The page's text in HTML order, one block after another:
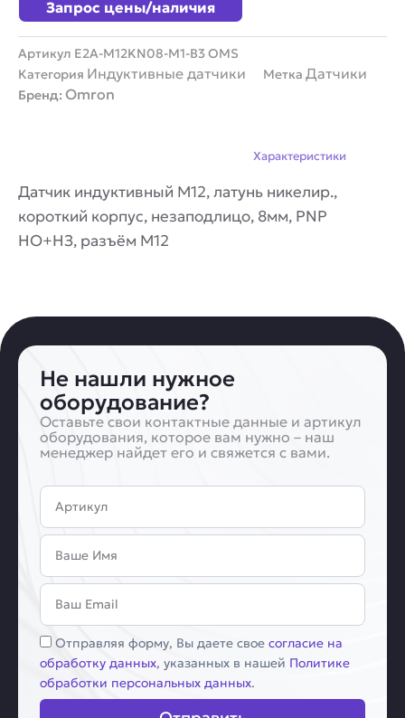
Запрос цены/наличия
Артикул E2A-M12KN08-M1-B3 OMS
Категория Индуктивные датчики Метка Датчики
Бренд: Omron
Характеристики
Датчик индуктивный M12, латунь никелир.,
короткий корпус, незаподлицо, 8мм, PNP
НО+НЗ, разъём M12
Не нашли нужное
оборудование?
Оставьте свои контактные данные и артикул
оборудования, которое вам нужно – наш
менеджер найдет его и свяжется с вами.
Артикул
Имя
Email
Соглашение
Отправляя форму, Вы даете свое согласие на
обработку данных, указанных в нашей Политике
обработки персональных данных.